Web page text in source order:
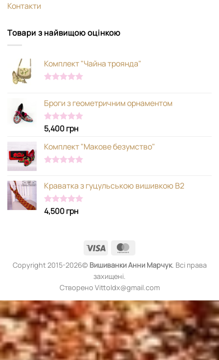
Контакти
Товари з найвищою оцінкою
Комплект "Чайна троянда"
Броги з геометричним орнаментом
Оцінено в
5.00
з 5
5,400грн
Комплект "Макове безумство"
Краватка з гуцульською вишивкою В2
Оцінено в
5.00
з 5
4,500грн
Visa
Copyright 2015-2026© ВишиванкиАнни Марчук. Всі права
захищені.
Створено Vittoldx@gmail.com